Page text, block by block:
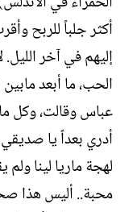
أكثر جلباً للربح
إليهم في آخر
الحب، ما أبعد
عباس وقالت، وكل
أدري بعداً يا
لهجة ماريا لينا
محبة.. أليس هذا